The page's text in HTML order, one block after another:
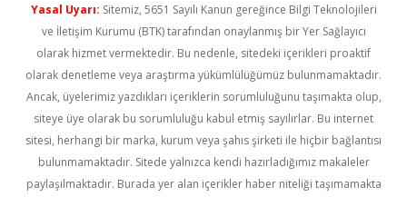
Yasal Uyarı: Sitemiz, 5651 Sayılı Kanun gereğince Bilgi Teknolojileri
ve İletişim Kurumu (BTK) tarafından onaylanmış bir Yer Sağlayıcı
olarak hizmet vermektedir. Bu nedenle, sitedeki içerikleri proaktif
olarak denetleme veya araştırma yükümlülüğümüz bulunmamaktadır.
Ancak, üyelerimiz yazdıkları içeriklerin sorumluluğunu taşımakta olup,
siteye üye olarak bu sorumluluğu kabul etmiş sayılırlar. Bu internet
sitesi, herhangi bir marka, kurum veya şahıs şirketi ile hiçbir bağlantısı
bulunmamaktadır. Sitede yalnızca kendi hazırladığımız makaleler
paylaşılmaktadır. Burada yer alan içerikler haber niteliği taşımamakta